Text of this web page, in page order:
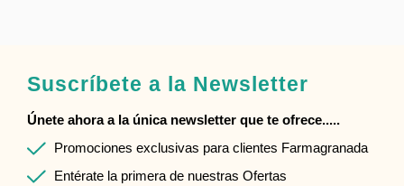
Suscríbete a la Newsletter
Únete ahora a la única newsletter que te ofrece.....
Promociones exclusivas para clientes Farmagranada
Entérate la primera de nuestras Ofertas